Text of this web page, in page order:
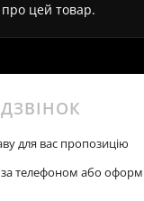
цей товар.
для вас пропозицію
телефоном або